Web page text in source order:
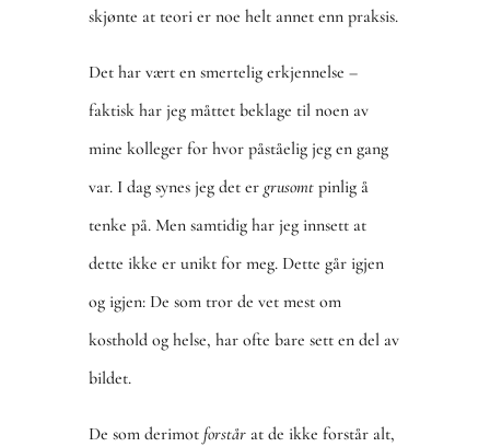
skjønte at teori er noe helt annet enn praksis.
Det har vært en smertelig erkjennelse –
faktisk har jeg måttet beklage til noen av
mine kolleger for hvor påståelig jeg en gang
var. I dag synes jeg det er grusomtpinlig å
tenke på. Men samtidig har jeg innsett at
dette ikke er unikt for meg. Dette går igjen
og igjen: De som tror de vet mest om
kosthold og helse, har ofte bare sett en del av
bildet.
De som derimot forstårat de ikke forstår alt,